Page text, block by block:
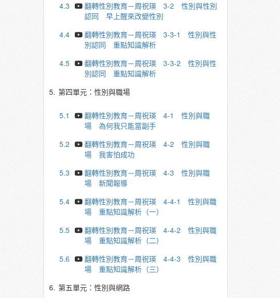
4.3
翻轉性別教育－周祝瑛 3-2 性別與性別
認同 早上醒來改變性別
4.4
翻轉性別教育－周祝瑛 3-3-1 性別與性
別認同 重點知識解析
4.5
翻轉性別教育－周祝瑛 3-3-2 性別與性
別認同 重點知識解析
5. 第四單元：性別與職場
5.1
翻轉性別教育－周祝瑛 4-1 性別與職
場 為何我只能當副手
5.2
翻轉性別教育－周祝瑛 4-2 性別與職
場 我害怕成功
5.3
翻轉性別教育－周祝瑛 4-3 性別與職
場 新聞報導
5.4
翻轉性別教育－周祝瑛 4-4-1 性別與職
場 重點知識解析（一）
5.5
翻轉性別教育－周祝瑛 4-4-2 性別與職
場 重點知識解析（二）
5.6
翻轉性別教育－周祝瑛 4-4-3 性別與職
場 重點知識解析（三）
6. 第五單元：性別與網路